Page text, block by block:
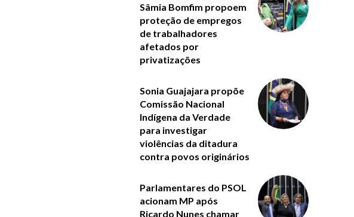
Sâmia Bomfim propoem
proteção de empregos
de trabalhadores
afetados por
privatizações
Sonia Guajajara propõe
Comissão Nacional
Indígena da Verdade
para investigar
violências da ditadura
contra povos originários
Parlamentares do PSOL
acionam MP após
Ricardo Nunes chamar